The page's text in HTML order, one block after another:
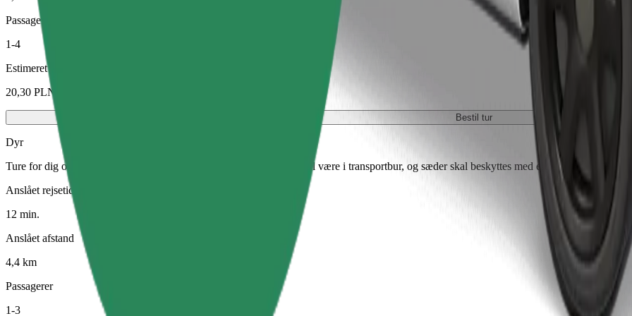
Passagerer
1-4
Estimeret pris
20,30 PLN
Bestil tur
Dyr
Ture for dig og dit kæledyr. Hunde skal bære mundkurv, små dyr skal være i transportbur, og sæder skal beskyttes med et tæppe eller
Anslået rejsetid
12 min.
Anslået afstand
4,4 km
Passagerer
1-3